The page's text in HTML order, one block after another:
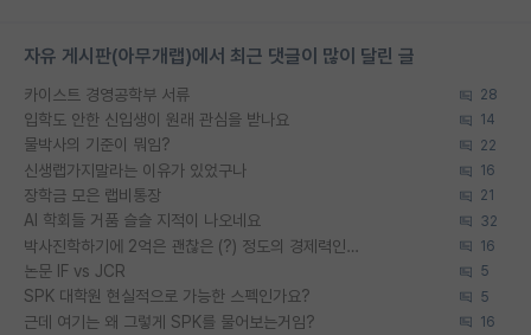
자유 게시판(아무개랩)에서 최근 댓글이 많이 달린 글
카이스트 경영공학부 서류 28
입학도 안한 신입생이 원래 관심을 받나요 14
물박사의 기준이 뭐임? 22
신생랩가지말라는 이유가 있었구나 16
장학금 모은 랩비통장 21
AI 학회들 거품 슬슬 지적이 나오네요 32
박사진학하기에 2억은 괜찮은 (?) 정도의 경제력인가요 16
논문 IF vs JCR 5
SPK 대학원 현실적으로 가능한 스펙인가요? 5
근데 여기는 왜 그렇게 SPK를 물어보는거임? 16